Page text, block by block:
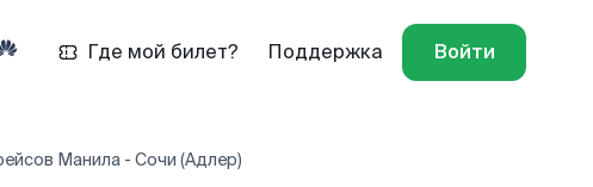
Где мой билет? Поддержка Войти
Манила - Сочи (Адлер)